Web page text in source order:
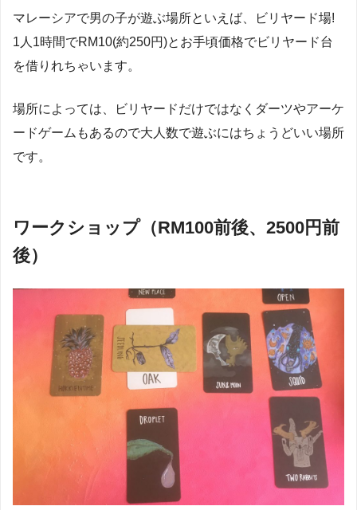
マレーシアで男の子が遊ぶ場所といえば、ビリヤード場!
1人1時間でRM10(約250円)とお手頃価格でビリヤード台
を借りれちゃいます。
場所によっては、ビリヤードだけではなくダーツやアーケ
ードゲームもあるので大人数で遊ぶにはちょうどいい場所
です。
ワークショップ（RM100前後、2500円前
後）